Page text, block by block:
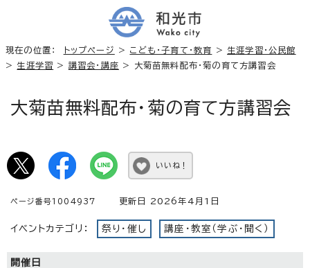
現在の位置： トップページ > こども・子育て・教育 > 生涯学習・公民館
> 生涯学習 > 講習会・講座 > 大菊苗無料配布・菊の育て方講習会
大菊苗無料配布・菊の育て方講習会
いいね！
ページ番号1004937 更新日 2026年4月1日
イベントカテゴリ： 祭り・催し 講座・教室（学ぶ・聞く）
開催日